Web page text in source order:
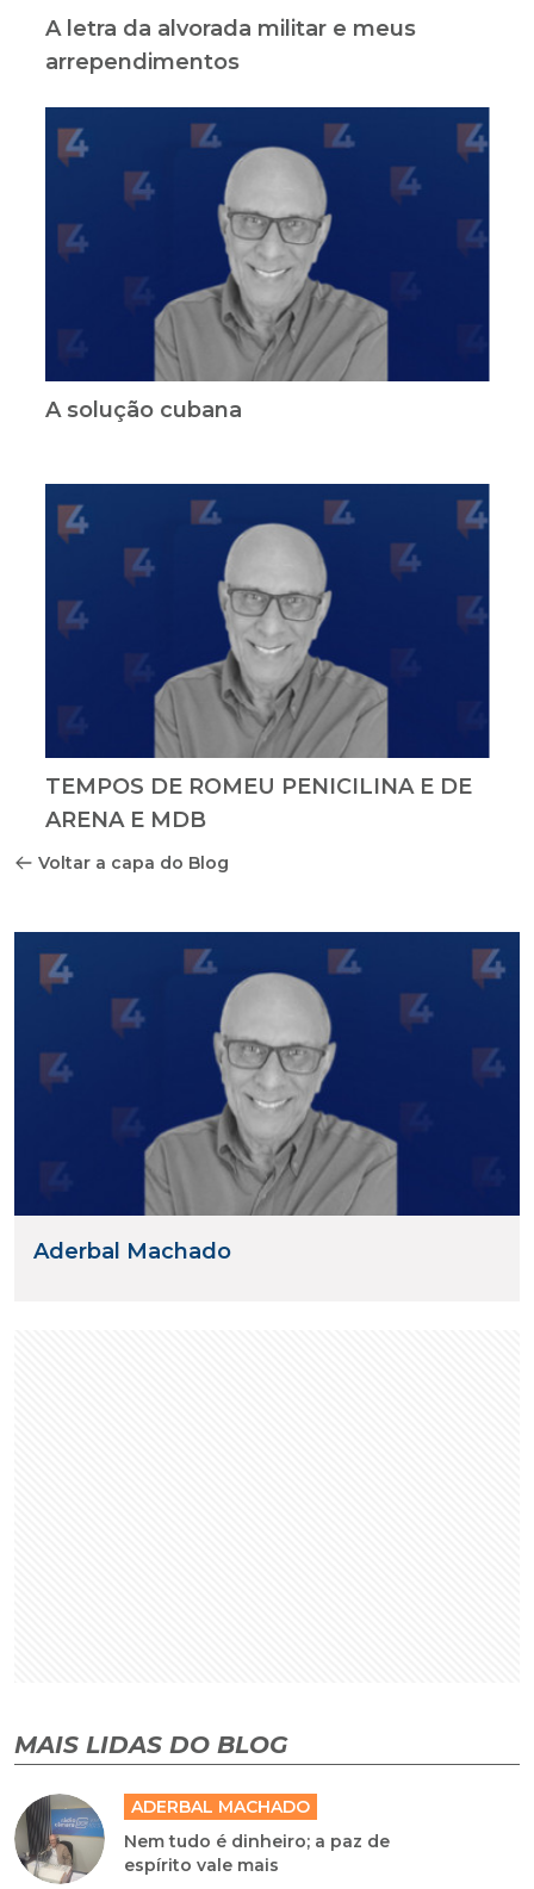
A letra da alvorada militar e meus
arrependimentos
A solução cubana
TEMPOS DE ROMEU PENICILINA E DE
ARENA E MDB
Voltar a capa do Blog
Aderbal Machado
MAIS LIDAS DO BLOG
ADERBAL MACHADO
Nem tudo é dinheiro; a paz de
espírito vale mais